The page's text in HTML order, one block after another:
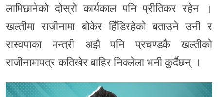
लामिछानेको दोस्रो कार्यकाल पनि प्रीतिकर रहेन ।
खल्तीमा राजीनामा बोकेर हिँडिरहेको बताउने उनी र
रास्वपाका मन्त्री अझै पनि प्रचण्डकै खल्तीको
राजीनामापत्र कतिखेर बाहिर निक्लेला भनी कुर्दैछन् ।